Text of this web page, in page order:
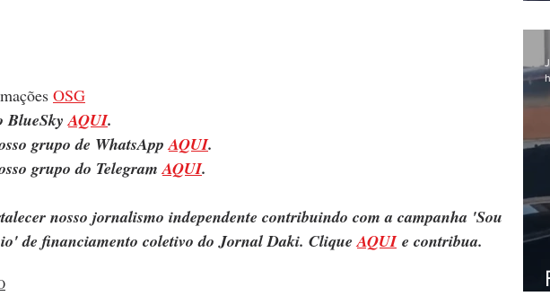
OSG
BlueSky AQUI.
grupo de WhatsApp AQUI.
grupo do Telegram AQUI.
nosso jornalismo independente contribuindo com a campanha 'Sou
de financiamento coletivo do Jornal Daki. Clique AQUI e contribua.